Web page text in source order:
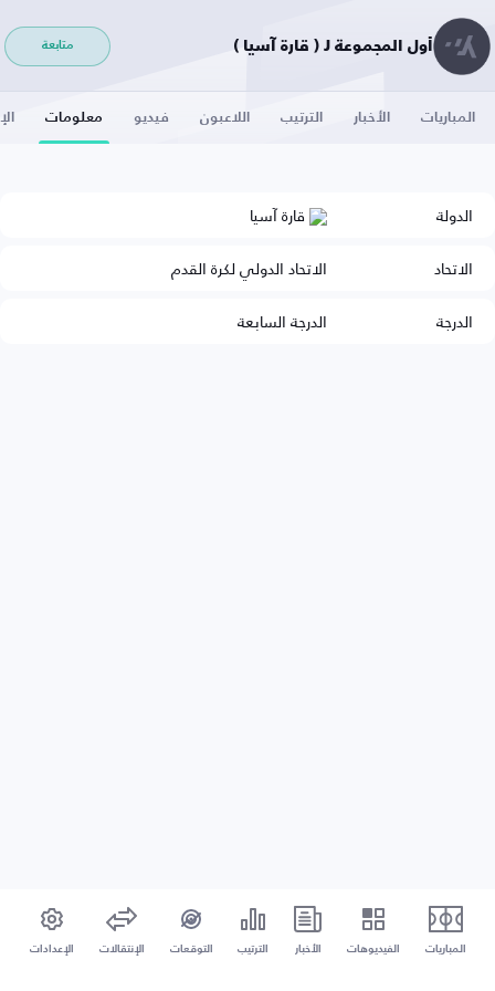
أول المجموعة J ( قارة آسيا ) متابعة
المباريات الأخبار الترتيب اللاعبون فيديو معلومات
الدولة
قارة آسيا
الاتحاد
الاتحاد الدولي لكرة القدم
الدرجة
الدرجة السابعة
المباريات الفيديوهات الأخبار الترتيب التوقعات الإنتقالات الإعدادات